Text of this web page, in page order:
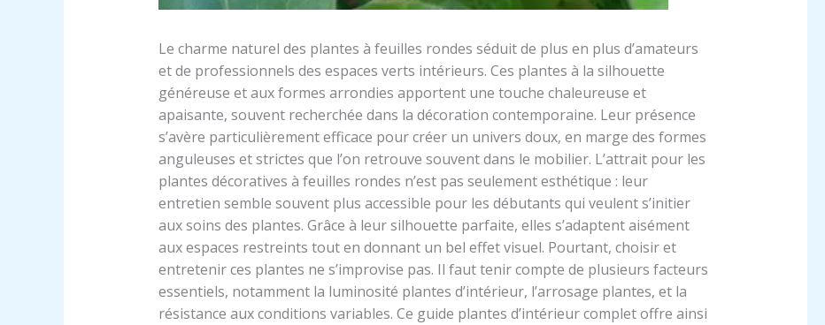
Le charme naturel des plantes à feuilles rondes séduit de plus en plus d’amateurs
et de professionnels des espaces verts intérieurs. Ces plantes à la silhouette
généreuse et aux formes arrondies apportent une touche chaleureuse et
apaisante, souvent recherchée dans la décoration contemporaine. Leur présence
s’avère particulièrement efficace pour créer un univers doux, en marge des formes
anguleuses et strictes que l’on retrouve souvent dans le mobilier. L’attrait pour les
plantes décoratives à feuilles rondes n’est pas seulement esthétique : leur
entretien semble souvent plus accessible pour les débutants qui veulent s’initier
aux soins des plantes. Grâce à leur silhouette parfaite, elles s’adaptent aisément
aux espaces restreints tout en donnant un bel effet visuel. Pourtant, choisir et
entretenir ces plantes ne s’improvise pas. Il faut tenir compte de plusieurs facteurs
essentiels, notamment la luminosité plantes d’intérieur, l’arrosage plantes, et la
résistance aux conditions variables. Ce guide plantes d’intérieur complet offre ainsi